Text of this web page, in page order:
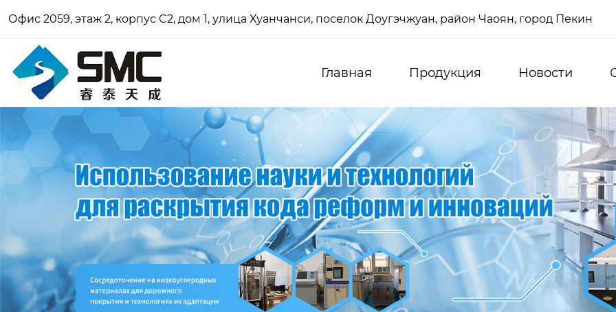
Офис 2059, этаж 2, корпус C2, дом 1, улица Хуанчанси, поселок Доугэчжуан, район Чаоян, город Пекин
Главная Продукция Новости